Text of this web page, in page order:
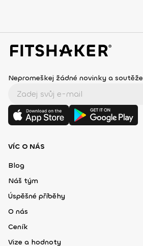
Nepromeškej žádné novinky a soutěže
VÍC O NÁS
Blog
Náš tým
Úspěšné příběhy
O nás
Ceník
Vize a hodnoty